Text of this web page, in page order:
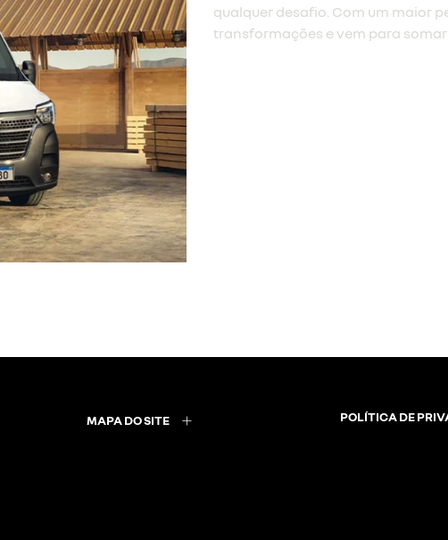
qualquer desafio. Com um maior
transformações e vem para
MAPA DO SITE POLÍTICA DE